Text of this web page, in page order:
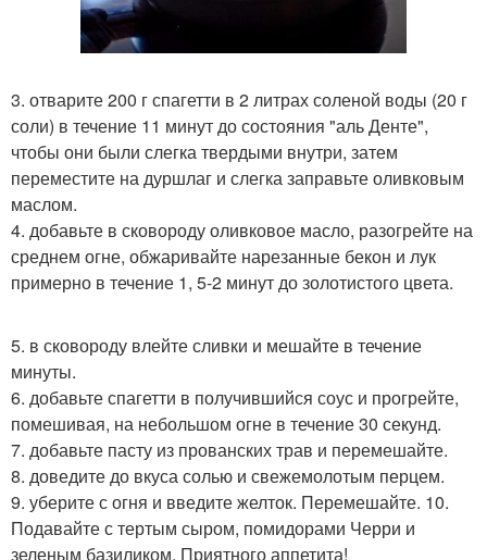
3. отварите 200 г спагетти в 2 литрах соленой воды (20 г
соли) в течение 11 минут до состояния "аль Денте",
чтобы они были слегка твердыми внутри, затем
переместите на дуршлаг и слегка заправьте оливковым
маслом.
4. добавьте в сковороду оливковое масло, разогрейте на
среднем огне, обжаривайте нарезанные бекон и лук
примерно в течение 1, 5-2 минут до золотистого цвета.
5. в сковороду влейте сливки и мешайте в течение
минуты.
6. добавьте спагетти в получившийся соус и прогрейте,
помешивая, на небольшом огне в течение 30 секунд.
7. добавьте пасту из прованских трав и перемешайте.
8. доведите до вкуса солью и свежемолотым перцем.
9. уберите с огня и введите желток. Перемешайте. 10.
Подавайте с тертым сыром, помидорами Черри и
зеленым базиликом. Приятного аппетита!